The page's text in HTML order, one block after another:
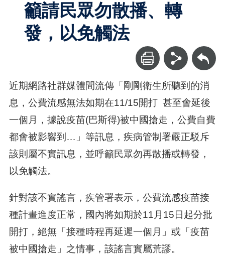
籲請民眾勿散播、轉
發，以免觸法
回上一頁
近期網路社群媒體間流傳「剛剛衛生所聽到的消
息，公費流感無法如期在11/15開打 甚至會延後
一個月，據說疫苗(巴斯得)被中國搶走，公費自費
都會被影響到…」等訊息，疾病管制署嚴正駁斥
該則屬不實訊息，並呼籲民眾勿再散播或轉發，
以免觸法。
針對該不實謠言，疾管署表示，公費流感疫苗接
種計畫進度正常，國內將如期於11月15日起分批
開打，絕無「接種時程再延遲一個月」或「疫苗
被中國搶走」之情事，該謠言實屬荒謬。